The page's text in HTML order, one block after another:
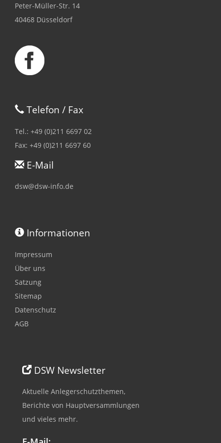
Peter-Müller-Str. 14
40468 Düsseldorf
Telefon / Fax
Tel.: +49 (0)211 6697 02
Fax: +49 (0)211 6697 60
E-Mail
dsw@dsw-info.de
Informationen
Impressum
Über uns
Satzung
Sitemap
Datenschutz
AGB
DSW Newsletter
Aktuelle Anlegerschutzthemen,
Berichte von Hauptversammlungen
und vieles mehr.